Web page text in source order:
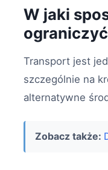
W jaki
Transport jest
szczególnie na
alternatywne
Zobacz także: